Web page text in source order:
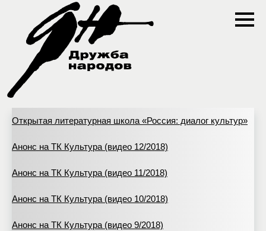
Открытая литературная школа «Россия: диалог культур»
Анонс на ТК Культура (видео 12/2018)
Анонс на ТК Культура (видео 11/2018)
Анонс на ТК Культура (видео 10/2018)
Анонс на ТК Культура (видео 9/2018)